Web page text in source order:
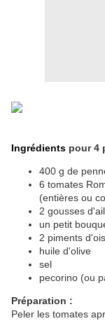
Ingrédients pour 4
400 g de
6 tomates
(entières ou
2 gousses d'ail
un petit
2 piments
huile d'olive
sel
pecorino (ou
Préparation :
Peler les tomates